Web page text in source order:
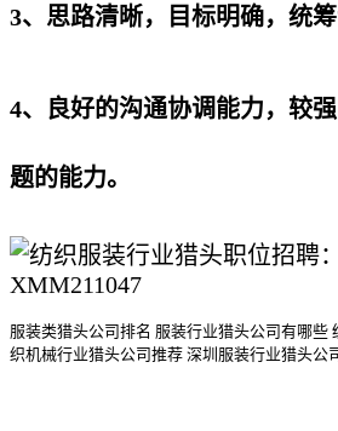
3、思路清晰，目标明确，统筹
4、良好的沟通协调能力，较
题的能力。
服装类猎头公司排名 服装行业猎头公司有哪些
织机械行业猎头公司推荐 深圳服装行业猎头公